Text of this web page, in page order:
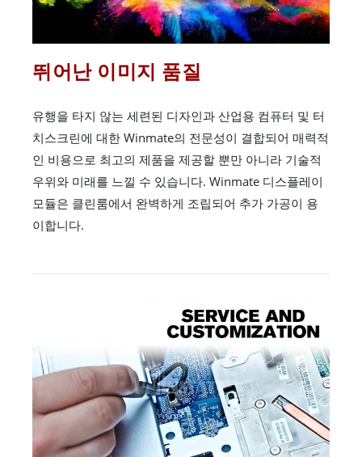
뛰어난 이미지 품질
유행을 타지 않는 세련된 디자인과 산업용 컴퓨터 및 터
치스크린에 대한 Winmate의 전문성이 결합되어 매력적
인 비용으로 최고의 제품을 제공할 뿐만 아니라 기술적
우위와 미래를 느낄 수 있습니다. Winmate 디스플레이
모듈은 클린룸에서 완벽하게 조립되어 추가 가공이 용
이합니다.